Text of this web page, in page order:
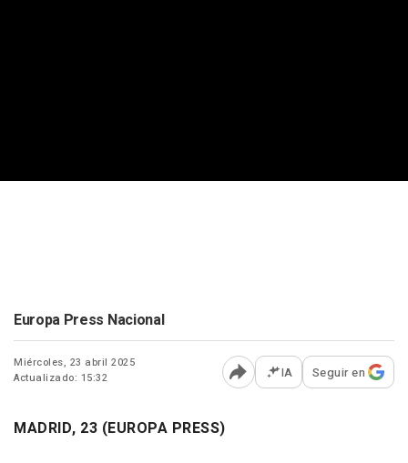
Europa Press Nacional
Miércoles, 23 abril 2025
Actualizado: 15:32
Abrir opciones para
IA Seguir en
MADRID, 23 (EUROPA PRESS)